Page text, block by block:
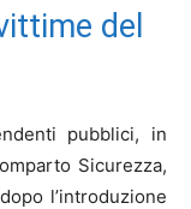
del
pubblici, in
Sicurezza,
l’introduzione